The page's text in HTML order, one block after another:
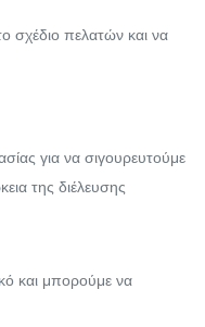
σχέδιο πελατών και να
για να σιγουρευτούμε
της διέλευσης
και μπορούμε να